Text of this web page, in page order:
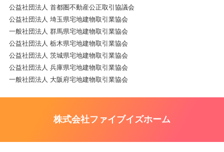
公益社団法人 首都圏不動産公正取引協議会
公益社団法人 埼玉県宅地建物取引業協会
一般社団法人 群馬県宅地建物取引業協会
公益社団法人 栃木県宅地建物取引業協会
公益社団法人 茨城県宅地建物取引業協会
公益社団法人 兵庫県宅地建物取引業協会
一般社団法人 大阪府宅地建物取引業協会
株式会社ファイブイズホーム